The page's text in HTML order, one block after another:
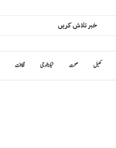
کھیل صحت ٹیکنالوجی ثقافت